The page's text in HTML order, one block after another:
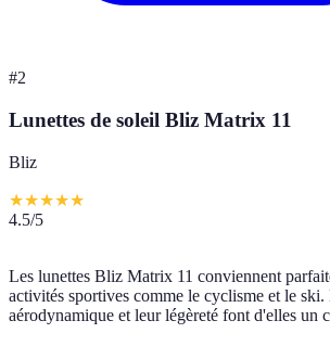
#2
Lunettes de soleil Bliz Matrix 11
Bliz
★★★★★
4.5/5
Les lunettes Bliz Matrix 11 conviennent
activités sportives comme le cyclisme et le ski.
aérodynamique et leur légèreté font d'elles un